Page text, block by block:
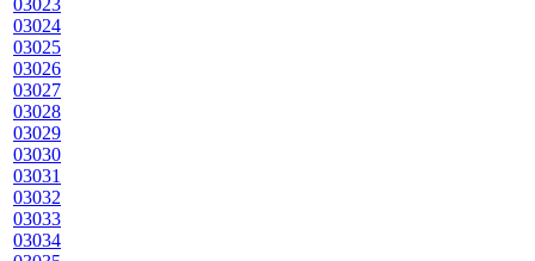
03023
03024
03025
03026
03027
03028
03029
03030
03031
03032
03033
03034